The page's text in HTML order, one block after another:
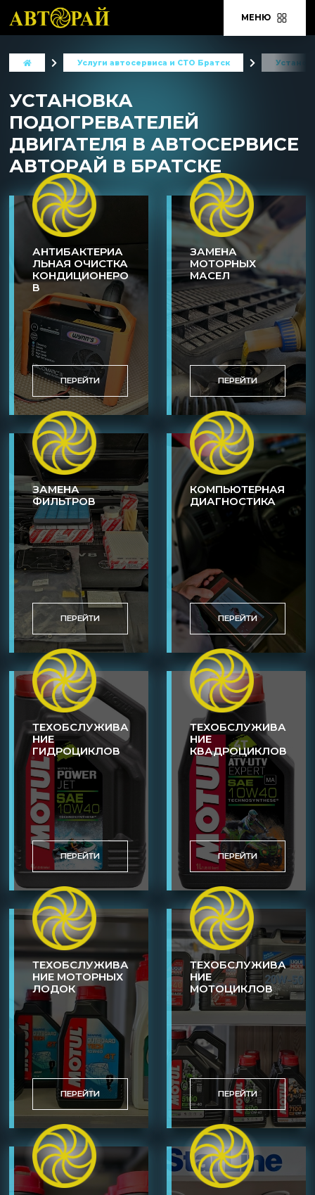
МЕНЮ
Услуги автосервиса и СТО Братск
УСТАНОВКА
ПОДОГРЕВАТЕЛЕЙ
ДВИГАТЕЛЯ В АВТОСЕРВИСЕ
АВТОРАЙ В БРАТСКЕ
АНТИБАКТЕРИА
ЛЬНАЯ ОЧИСТКА
КОНДИЦИОНЕРО
В
ПЕРЕЙТИ
ЗАМЕНА
МОТОРНЫХ
МАСЕЛ
ПЕРЕЙТИ
ЗАМЕНА
ФИЛЬТРОВ
ПЕРЕЙТИ
КОМПЬЮТЕРНАЯ
ДИАГНОСТИКА
ПЕРЕЙТИ
ТЕХОБСЛУЖИВА
НИЕ
ГИДРОЦИКЛОВ
ПЕРЕЙТИ
ТЕХОБСЛУЖИВА
НИЕ
КВАДРОЦИКЛОВ
ПЕРЕЙТИ
ТЕХОБСЛУЖИВА
НИЕ МОТОРНЫХ
ЛОДОК
ПЕРЕЙТИ
ТЕХОБСЛУЖИВА
НИЕ
МОТОЦИКЛОВ
ПЕРЕЙТИ